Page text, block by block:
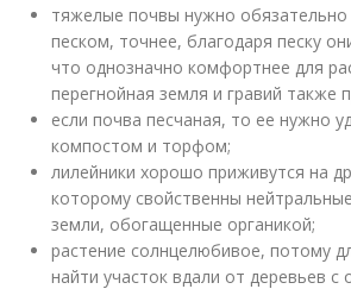
тяжелые почвы нужно обязательно
песком, точнее, благодаря песку
что однозначно комфортнее для
перегнойная земля и гравий также
если почва песчаная, то ее нужно
компостом и торфом;
лилейники хорошо приживутся на
которому свойственны
земли, обогащенные органикой;
растение солнцелюбивое, потому
найти участок вдали от деревьев с